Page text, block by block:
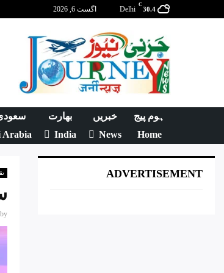
30.4
C
Delhi اگست 6, 2026
ہوم پیج
Home
خبریں
News
بھارت
India
Arabia
by
ADVERTISEMENT